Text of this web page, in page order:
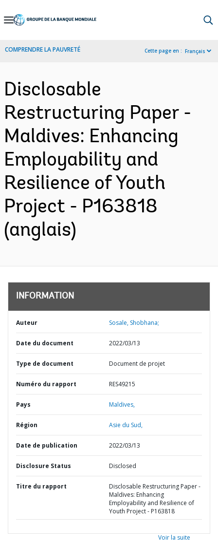
Skip
Navigation
COMPRENDRE LA PAUVRETÉ Cette page en : Français
Disclosable
Restructuring Paper -
Maldives: Enhancing
Employability and
Resilience of Youth
Project - P163818
(anglais)
INFORMATION
Auteur Sosale, Shobhana;
Date du document 2022/03/13
Type de document Document de projet
Numéro du rapport RES49215
Pays Maldives,
Région Asie du Sud,
Date de publication 2022/03/13
Disclosure Status Disclosed
Titre du rapport
Disclosable Restructuring Paper -
Maldives: Enhancing
Employability and Resilience of
Youth Project - P163818
Voir la suite